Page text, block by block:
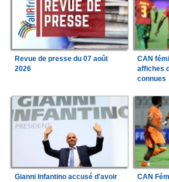
Revue de presse du 07 août
2026
CAN
affiches
connues
Gianni Infantino accusé d'avoir
CAN